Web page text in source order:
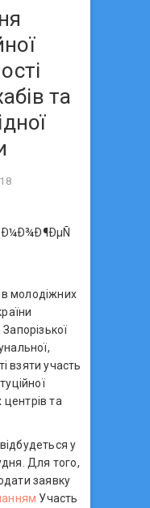
та
молодіжних
взяти участь
та
у
Для того,
заявку
Участь